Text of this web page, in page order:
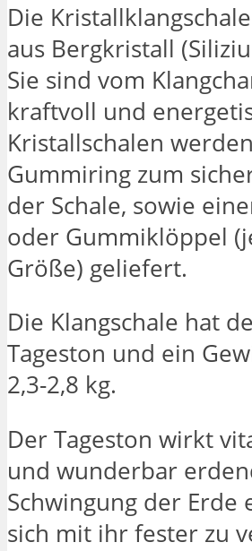
Die
aus Bergkristall
Sie sind vom
kraftvoll und
Kristallschalen
Gummiring zum
der Schale, sowie
oder Gummiklöppel
Größe) geliefert.
Die Klangschale hat
Tageston und ein
2,3-2,8 kg.
Der Tageston wirkt
und wunderbar
Schwingung der Erde
sich mit ihr fester zu